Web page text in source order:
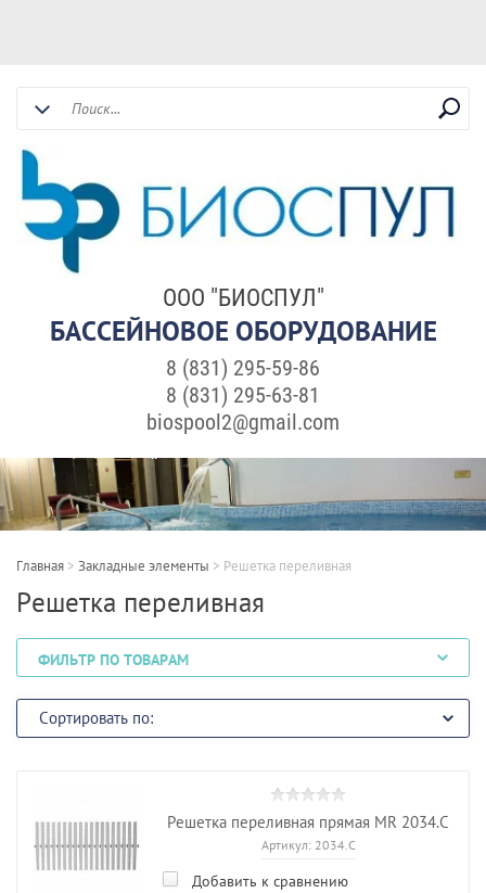
ООО "БИОСПУЛ"
БАССЕЙНОВОЕ ОБОРУДОВАНИЕ
8 (831) 295-59-86
8 (831) 295-63-81
biospool2@gmail.com
Главная > Закладные элементы > Решетка переливная
Решетка переливная
ФИЛЬТР ПО ТОВАРАМ
Сортировать по:
Решетка переливная прямая МR 2034.С
Артикул:2034.С
Добавить к сравнению